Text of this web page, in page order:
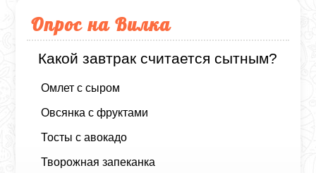
Опрос на Вилка
Какой завтрак считается сытным?
Омлет с сыром
Овсянка с фруктами
Тосты с авокадо
Творожная запеканка